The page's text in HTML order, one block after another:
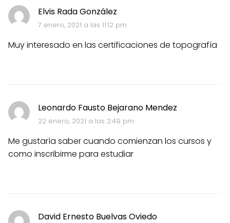
Elvis Rada González
7 enero, 2021 a las 11:12 pm
Muy interesado en las certificaciones de topografía
Leonardo Fausto Bejarano Mendez
22 enero, 2021 a las 2:49 pm
Me gustaría saber cuando comienzan los cursos y
como inscribirme para estudiar
David Ernesto Buelvas Oviedo